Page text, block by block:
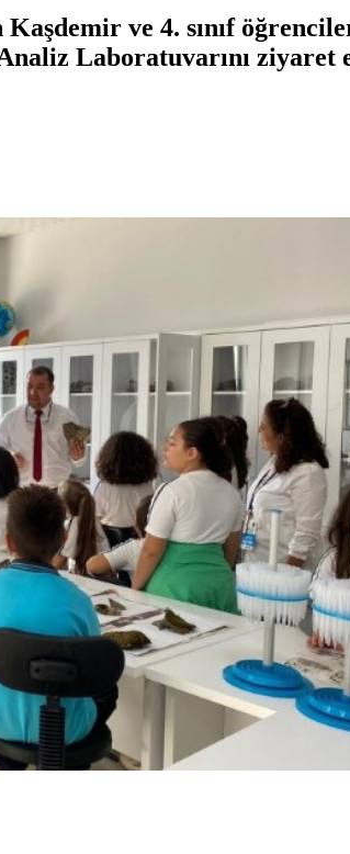
ve 4. sınıf
Laboratuvarını ziyaret